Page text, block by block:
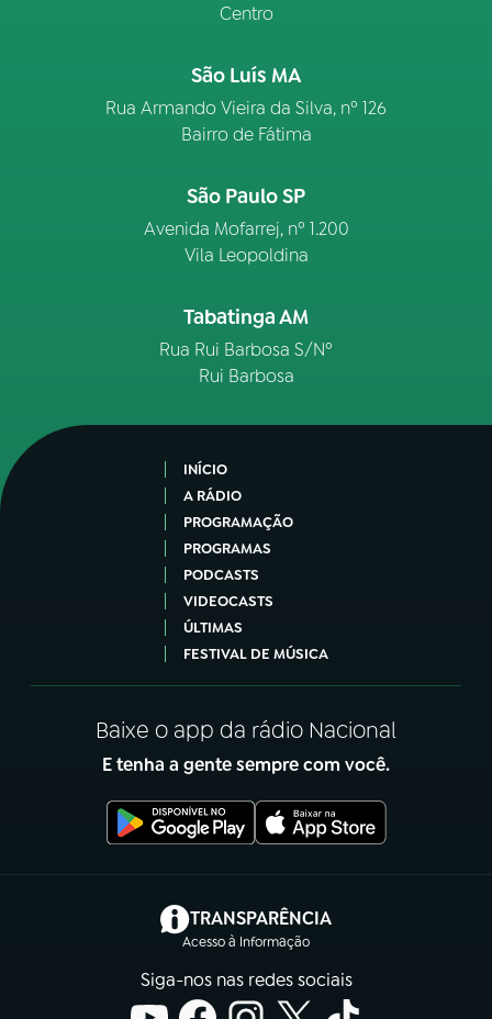
Centro
São Luís MA
Rua Armando Vieira da Silva, nº 126
Bairro de Fátima
São Paulo SP
Avenida Mofarrej, nº 1.200
Vila Leopoldina
Tabatinga AM
Rua Rui Barbosa S/Nº
Rui Barbosa
INÍCIO
A RÁDIO
PROGRAMAÇÃO
PROGRAMAS
PODCASTS
VIDEOCASTS
ÚLTIMAS
FESTIVAL DE MÚSICA
Baixe o app da rádio Nacional
E tenha a gente sempre com você.
TRANSPARÊNCIA
Acesso à Informação
(abre em nova aba)
Siga-nos nas redes sociais